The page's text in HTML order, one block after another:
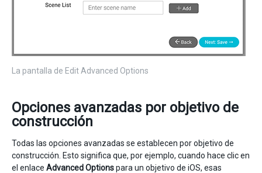
La pantalla de Edit Advanced Options
Opciones avanzadas por objetivo de
construcción
Todas las opciones avanzadas se establecen por objetivo de
construcción. Esto significa que, por ejemplo, cuando hace clic en
el enlace Advanced Optionspara un objetivo de iOS, esas